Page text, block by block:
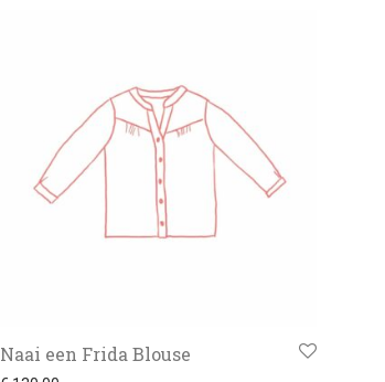
Naai een Frida Blouse